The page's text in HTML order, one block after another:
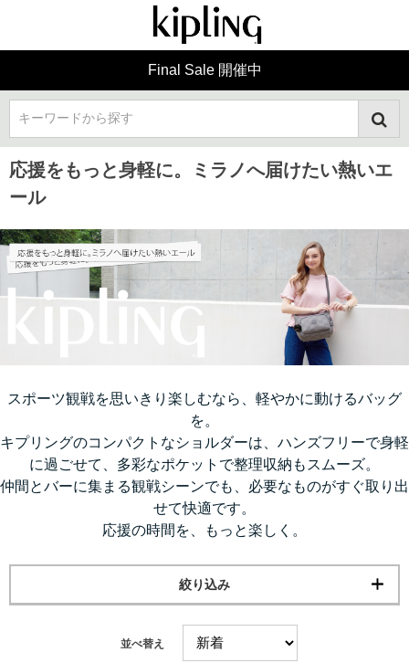
Final Sale 開催中
キーワードから探す
応援をもっと身軽に。ミラノへ届けたい熱いエ
ール
スポーツ観戦を思いきり楽しむなら、軽やかに動けるバッグ
を。
キプリングのコンパクトなショルダーは、ハンズフリーで身軽
に過ごせて、多彩なポケットで整理収納もスムーズ。
仲間とバーに集まる観戦シーンでも、必要なものがすぐ取り出
せて快適です。
応援の時間を、もっと楽しく。
絞り込み
並べ替え